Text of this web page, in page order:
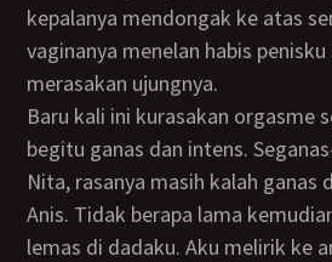
kepalanya mendongak ke atas
vaginanya menelan habis
merasakan ujungnya.
Baru kali ini kurasakan orgasme seorang wanita yang
begitu ganas dan intens.
Nita, rasanya masih kalah ganas
Anis. Tidak berapa lama
lemas di dadaku. Aku melirik ke